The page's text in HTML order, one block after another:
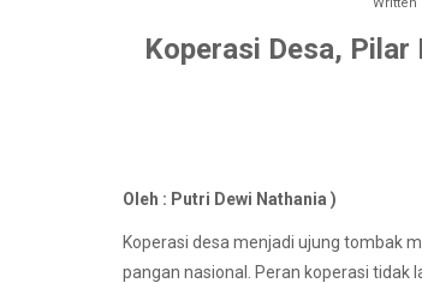
Koperasi Desa, Pilar
Oleh : Putri Dewi Nathania )
Koperasi desa menjadi ujung tombak
pangan nasional. Peran koperasi